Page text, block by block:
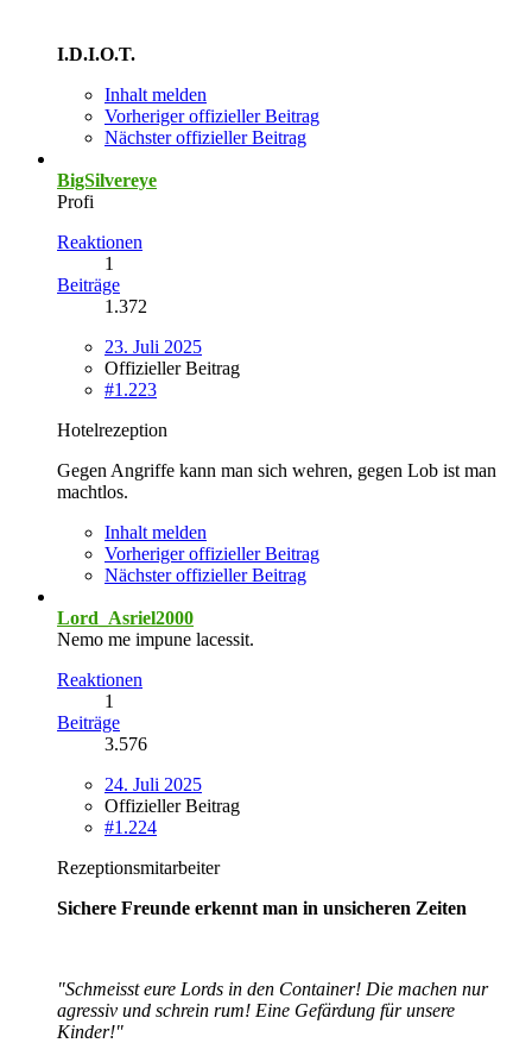
I.D.I.O.T.
Inhalt melden
Vorheriger offizieller Beitrag
Nächster offizieller Beitrag
BigSilvereye
Profi
Reaktionen
1
Beiträge
1.372
23. Juli 2025
Offizieller Beitrag
#1.223
Hotelrezeption
Gegen Angriffe kann man sich wehren, gegen Lob ist man
machtlos.
Inhalt melden
Vorheriger offizieller Beitrag
Nächster offizieller Beitrag
Lord_Asriel2000
Nemo me impune lacessit.
Reaktionen
1
Beiträge
3.576
24. Juli 2025
Offizieller Beitrag
#1.224
Rezeptionsmitarbeiter
Sichere Freunde erkennt man in unsicheren Zeiten
"Schmeisst eure Lords in den Container! Die machen nur
agressiv und schrein rum! Eine Gefärdung für unsere
Kinder!"